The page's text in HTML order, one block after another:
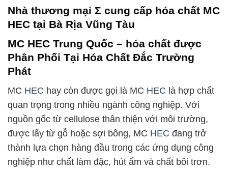
Nhà thương mại Σ cung cấp hóa chất MC
HEC tại Bà Rịa Vũng Tàu
MC HEC Trung Quốc – hóa chất được
Phân Phối Tại Hóa Chất Đắc Trường
Phát
MC HEC hay còn được gọi là MC HEC là hợp chất
quan trọng trong nhiều ngành công nghiệp. Với
nguồn gốc từ cellulose thân thiện với môi trường,
được lấy từ gỗ hoặc sợi bông, MC HEC đang trở
thành lựa chọn hàng đầu trong các ứng dụng công
nghiệp như chất làm đặc, hút ẩm và chất bôi trơn.